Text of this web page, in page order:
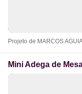
Projeto de MARCOS
Mini Adega de